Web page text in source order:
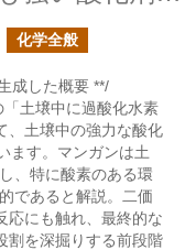
化学全般
成した概要 **/
土壌中に過酸化水素
、土壌中の強力な酸化
ます。マンガンは土
、特に酸素のある環
であると解説。二価
応にも触れ、最終的な
割を深掘りする前段階